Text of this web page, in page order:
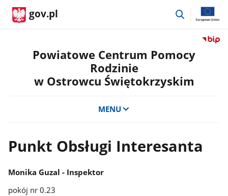
gov.pl
przejdź
Przejdź
w
Powiatowe Centrum Pomocy
Rodzinie
w Ostrowcu Świętokrzyskim
MENU
Punkt Obsługi Interesanta
Monika Guzal - Inspektor
pokój nr 0.23